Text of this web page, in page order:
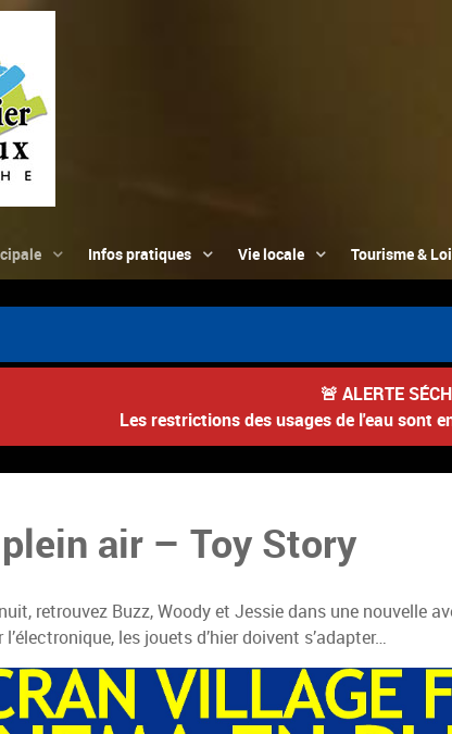
Infos pratiques Vie locale Tourisme &
🚨 ALERTE
Les restrictions des usages de l'eau sont
air – Toy Story
retrouvez Buzz, Woody et Jessie dans une nouvelle
les jouets d’hier doivent s’adapter…